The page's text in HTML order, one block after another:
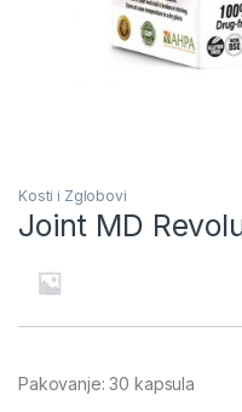
Kosti i Zglobovi
Joint MD
Pakovanje: 30 kapsula